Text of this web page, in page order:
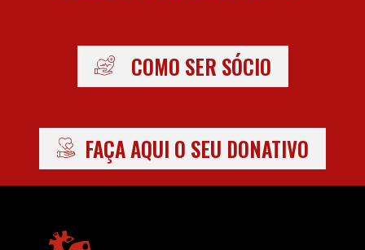
COMO SER SÓCIO
FAÇA AQUI O SEU DONATIVO